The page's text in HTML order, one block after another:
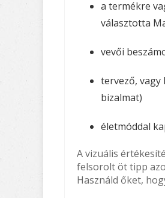
a termékre
választotta
vevői
tervező, vagy
bizalmat)
életmóddal
A vizuális
felsorolt öt tipp
Használd őket,